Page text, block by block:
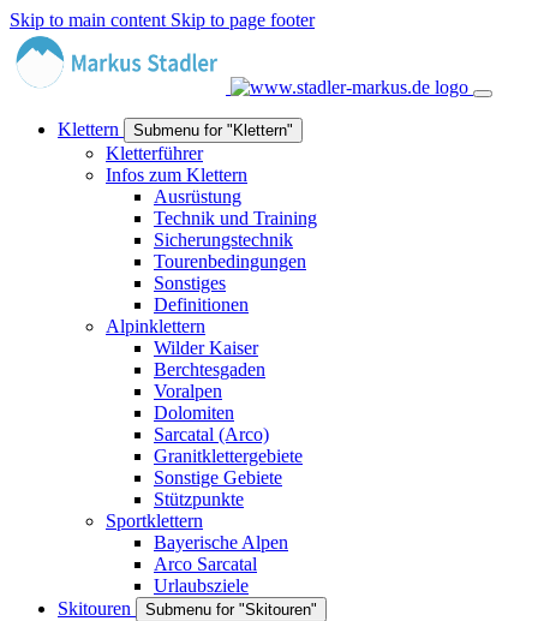
Skip to main content Skip to page footer
Klettern Submenu for "Klettern"
Kletterführer
Infos zum Klettern
Ausrüstung
Technik und Training
Sicherungstechnik
Tourenbedingungen
Sonstiges
Definitionen
Alpinklettern
Wilder Kaiser
Berchtesgaden
Voralpen
Dolomiten
Sarcatal (Arco)
Granitklettergebiete
Sonstige Gebiete
Stützpunkte
Sportklettern
Bayerische Alpen
Arco Sarcatal
Urlaubsziele
Skitouren
Submenu for "Skitouren"